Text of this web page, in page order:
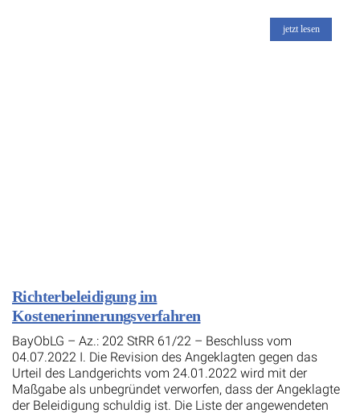
jetzt lesen
Richterbeleidigung im
Kostenerinnerungsverfahren
BayObLG – Az.: 202 StRR 61/22 – Beschluss vom
04.07.2022 I. Die Revision des Angeklagten gegen das
Urteil des Landgerichts vom 24.01.2022 wird mit der
Maßgabe als unbegründet verworfen, dass der Angeklagte
der Beleidigung schuldig ist. Die Liste der angewendeten